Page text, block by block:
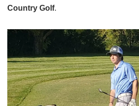
Country Golf.